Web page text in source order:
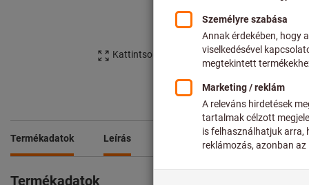
Kattintson a kép nagyításához
Termékadatok Leírás
Termékadatok